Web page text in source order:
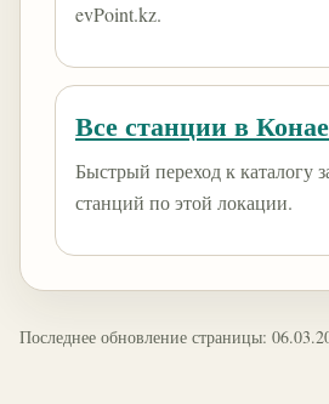
evPoint.kz.
Все станции в
Быстрый переход к каталогу
станций по этой локации.
Последнее обновление страницы: